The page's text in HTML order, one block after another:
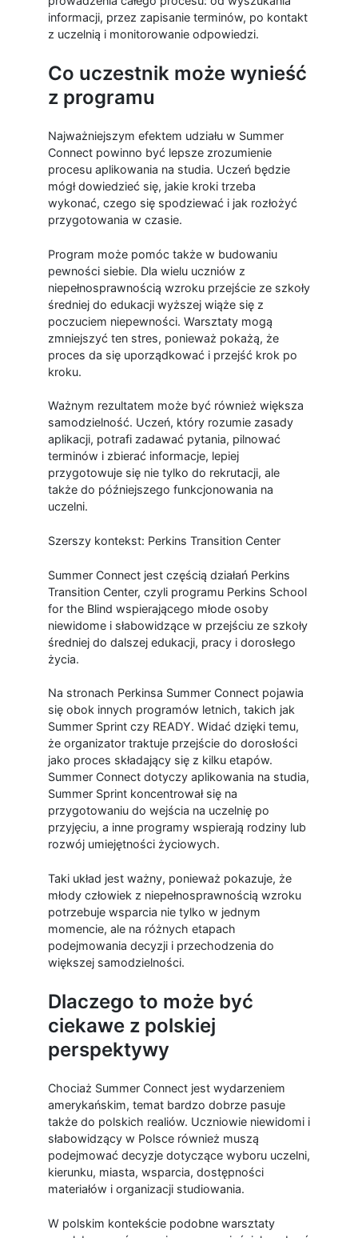
informacji, przez zapisanie terminów, po kontakt
z uczelnią i monitorowanie odpowiedzi.
Co uczestnik może wynieść
z programu
Najważniejszym efektem udziału w Summer
Connect powinno być lepsze zrozumienie
procesu aplikowania na studia. Uczeń będzie
mógł dowiedzieć się, jakie kroki trzeba
wykonać, czego się spodziewać i jak rozłożyć
przygotowania w czasie.
Program może pomóc także w budowaniu
pewności siebie. Dla wielu uczniów z
niepełnosprawnością wzroku przejście ze szkoły
średniej do edukacji wyższej wiąże się z
poczuciem niepewności. Warsztaty mogą
zmniejszyć ten stres, ponieważ pokażą, że
proces da się uporządkować i przejść krok po
kroku.
Ważnym rezultatem może być również większa
samodzielność. Uczeń, który rozumie zasady
aplikacji, potrafi zadawać pytania, pilnować
terminów i zbierać informacje, lepiej
przygotowuje się nie tylko do rekrutacji, ale
także do późniejszego funkcjonowania na
uczelni.
Szerszy kontekst: Perkins Transition Center
Summer Connect jest częścią działań Perkins
Transition Center, czyli programu Perkins School
for the Blind wspierającego młode osoby
niewidome i słabowidzące w przejściu ze szkoły
średniej do dalszej edukacji, pracy i dorosłego
życia.
Na stronach Perkinsa Summer Connect pojawia
się obok innych programów letnich, takich jak
Summer Sprint czy READY. Widać dzięki temu,
że organizator traktuje przejście do dorosłości
jako proces składający się z kilku etapów.
Summer Connect dotyczy aplikowania na studia,
Summer Sprint koncentrował się na
przygotowaniu do wejścia na uczelnię po
przyjęciu, a inne programy wspierają rodziny lub
rozwój umiejętności życiowych.
Taki układ jest ważny, ponieważ pokazuje, że
młody człowiek z niepełnosprawnością wzroku
potrzebuje wsparcia nie tylko w jednym
momencie, ale na różnych etapach
podejmowania decyzji i przechodzenia do
większej samodzielności.
Dlaczego to może być
ciekawe z polskiej
perspektywy
Chociaż Summer Connect jest wydarzeniem
amerykańskim, temat bardzo dobrze pasuje
także do polskich realiów. Uczniowie niewidomi i
słabowidzący w Polsce również muszą
podejmować decyzje dotyczące wyboru uczelni,
kierunku, miasta, wsparcia, dostępności
materiałów i organizacji studiowania.
W polskim kontekście podobne warsztaty